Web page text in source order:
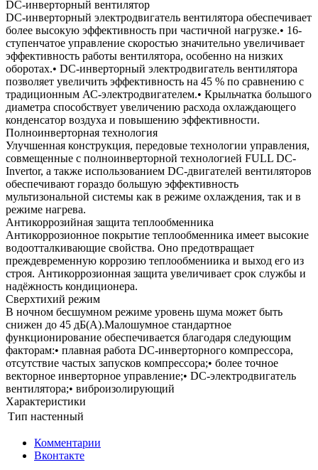
DC-инверторный вентилятор
DC-инверторный электродвигатель вентилятора обеспечивает
более высокую эффективность при частичной нагрузке.• 16-
ступенчатое управление скоростью значительно увеличивает
эффективность работы вентилятора, особенно на низких
оборотах.• DC-инверторный электродвигатель вентилятора
позволяет увеличить эффективность на 45 % по сравнению с
традиционным АС-электродвигателем.• Крыльчатка большого
диаметра способствует увеличению расхода охлаждающего
конденсатор воздуха и повышению эффективности.
Полноинверторная технология
Улучшенная конструкция, передовые технологии управления,
совмещенные с полноинверторной технологией FULL DC-
Invertor, а также использованием DC-двигателей вентиляторов
обеспечивают гораздо большую эффективность
мультизональной системы как в режиме охлаждения, так и в
режиме нагрева.
Антикоррозийная защита теплообменника
Антикоррозионное покрытие теплообменника имеет высокие
водоотталкивающие свойства. Оно предотвращает
преждевременную коррозию теплообмениика и выход его из
строя. Антикоррозионная защита увеличивает срок службы и
надёжность кондиционера.
Сверхтихий режим
В ночном бесшумном режиме уровень шума может быть
снижен до 45 дБ(А).Малошумное стандартное
функционирование обеспечивается благодаря следующим
факторам:• плавная работа DC-инверторного компрессора,
отсутствие частых запусков компрессора;• более точное
векторное инверторное управление;• DC-электродвигатель
вентилятора;• виброизолирующий
Характеристики
Тип настенный
Комментарии
Вконтакте